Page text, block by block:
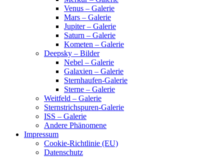
Venus – Galerie
Mars – Galerie
Jupiter – Galerie
Saturn – Galerie
Kometen – Galerie
Deepsky – Bilder
Nebel – Galerie
Galaxien – Galerie
Sternhaufen-Galerie
Sterne – Galerie
Weitfeld – Galerie
Sternstrichspuren-Galerie
ISS – Galerie
Andere Phänomene
Impressum
Cookie-Richtlinie (EU)
Datenschutz